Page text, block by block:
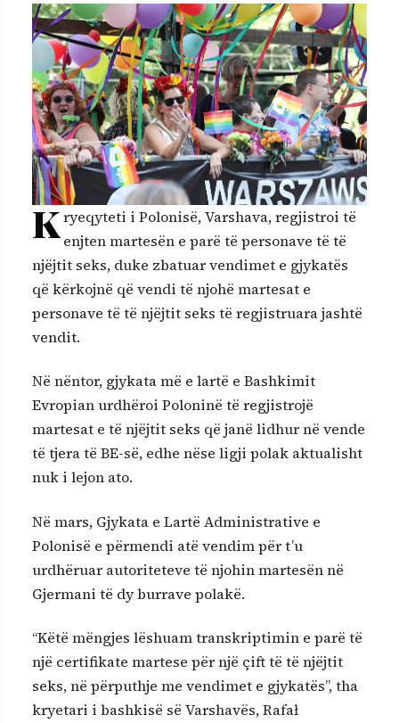
Kryeqyteti i Polonisë, Varshava, regjistroi të
enjten martesën e parë të personave të të
njëjtit seks, duke zbatuar vendimet e gjykatës
që kërkojnë që vendi të njohë martesat e
personave të të njëjtit seks të regjistruara jashtë
vendit.
Në nëntor, gjykata më e lartë e Bashkimit
Evropian urdhëroi Poloninë të regjistrojë
martesat e të njëjtit seks që janë lidhur në vende
të tjera të BE-së, edhe nëse ligji polak aktualisht
nuk i lejon ato.
Në mars, Gjykata e Lartë Administrative e
Polonisë e përmendi atë vendim për t’u
urdhëruar autoriteteve të njohin martesën në
Gjermani të dy burrave polakë.
“Këtë mëngjes lëshuam transkriptimin e parë të
një certifikate martese për një çift të të njëjtit
seks, në përputhje me vendimet e gjykatës”, tha
kryetari i bashkisë së Varshavës, Rafał